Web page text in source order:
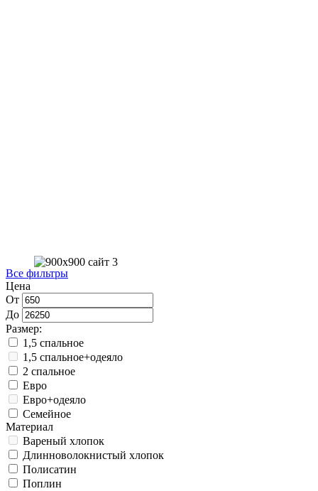
Все фильтры
Цена
От
До
Размер:
1,5 спальное
1,5 спальное+одеяло
2 спальное
Евро
Евро+одеяло
Семейное
Материал
Вареный хлопок
Длинноволокнистый хлопок
Полисатин
Поплин